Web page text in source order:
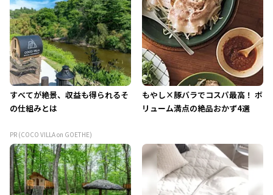
すべてが絶景、収益も得られるそ
の仕組みとは
PR (COCO VILLA on GOETHE)
もやし×豚バラでコスパ最高！ ボ
リューム満点の絶品おかず4選